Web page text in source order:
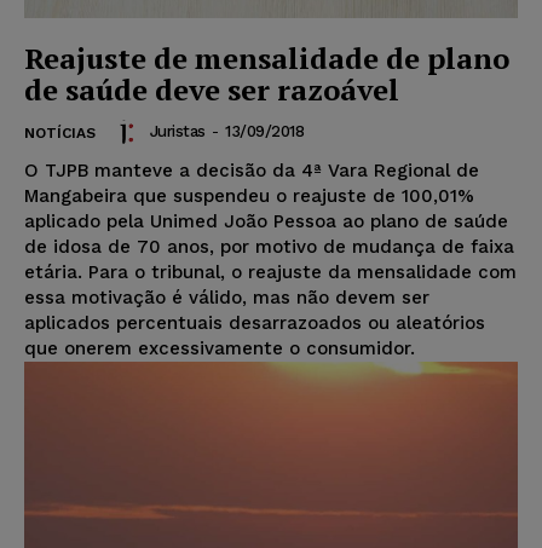
Reajuste de mensalidade de plano
de saúde deve ser razoável
NOTÍCIAS Juristas - 13/09/2018
O TJPB manteve a decisão da 4ª Vara Regional de
Mangabeira que suspendeu o reajuste de 100,01%
aplicado pela Unimed João Pessoa ao plano de saúde
de idosa de 70 anos, por motivo de mudança de faixa
etária. Para o tribunal, o reajuste da mensalidade com
essa motivação é válido, mas não devem ser
aplicados percentuais desarrazoados ou aleatórios
que onerem excessivamente o consumidor.